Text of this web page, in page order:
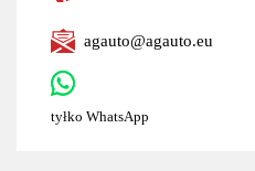
agauto@agauto.eu
tyłko WhatsApp